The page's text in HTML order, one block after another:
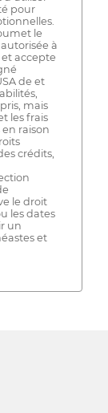
pour
le
à
accepte
de et
mais
les frais
raison
crédits,
le droit
les dates
un
et